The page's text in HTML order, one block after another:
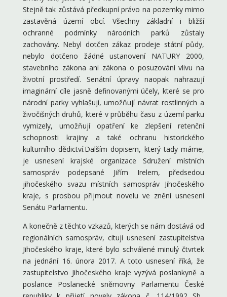
Stejně tak zůstává předkupní právo na pozemky mimo
zastavěná území obcí. Všechny základní i bližší
ochranné podmínky národních parků zůstaly
zachovány. Nebyl dotčen zákaz prodeje státní půdy,
nebylo dotčeno žádné ustanovení NATURY 2000,
stavebního zákona ani zákona o posuzování vlivu na
životní prostředí. Senátní úpravy naopak nahrazují
imaginární cíle jasně definovanými účely, které se pro
národní parky vyhlašují, umožňují návrat rostlinných a
živočišných druhů, které v průběhu času z území parku
vymizely, umožňují opatření ke zlepšení retenční
schopnosti krajiny a také ochranu historického
kulturního dědictví.Dalším dopisem, který tady máme,
je usnesení krajské organizace Sdružení místních
samospráv podepsané Jiřím Irelem, předsedou
jihočeského svazu místních samospráv Jihočeského
kraje, s prosbou přijmout novelu ve znění usnesení
Senátu Parlamentu.
A konečně z těchto vzkazů, kterých se nám dostává od
regionálních samospráv, cituji usnesení zastupitelstva
Jihočeského kraje, které bylo schválené minulý čtvrtek
na jednání 16. února 2017. A toto usnesení říká, že
zastupitelstvo Jihočeského kraje vyzývá poslankyně a
poslance Poslanecké sněmovny Parlamentu České